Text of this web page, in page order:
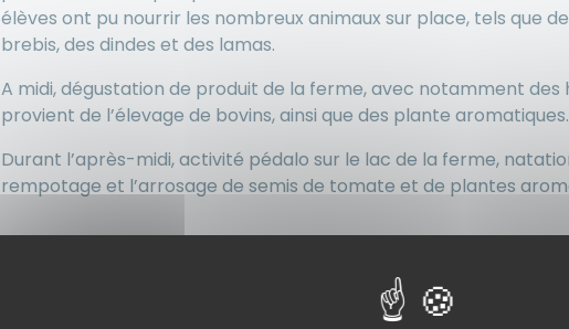
élèves ont pu nourrir les nombreux animaux sur place, tels que
brebis, des dindes et des lamas.
A midi, dégustation de produit de la ferme, avec notamment
provient de l’élevage de bovins, ainsi que des plante aromatiques.
Durant l’après-midi, activité pédalo sur le lac de la ferme,
rempotage et l’arrosage de semis de tomate et de plantes